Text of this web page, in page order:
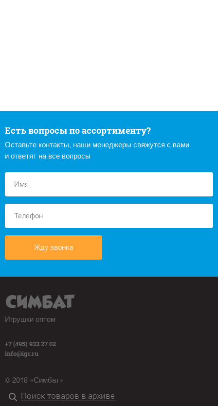
Есть вопросы по ассортименту?
Оставьте контакты, наши менеджеры свяжутся с вами
и ответят на все вопросы
Жду звонка
Игрушки оптом
+7 (495) 933 27 02
info@igr.ru
© 2018 «Симбат»